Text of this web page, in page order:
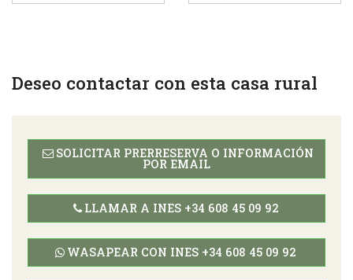
Deseo contactar con esta casa rural
SOLICITAR PRERRESERVA O INFORMACIÓN
POR EMAIL
LLAMAR A INES +34 608 45 09 92
WASAPEAR CON INES +34 608 45 09 92